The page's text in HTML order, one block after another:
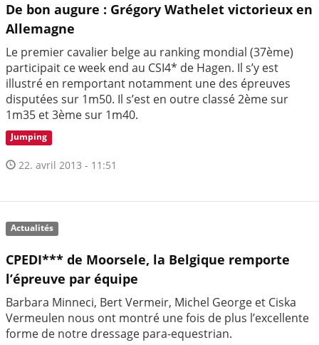
De bon augure : Grégory Wathelet victorieux en
Allemagne
Le premier cavalier belge au ranking mondial (37ème)
participait ce week end au CSI4* de Hagen. Il s’y est
illustré en remportant notamment une des épreuves
disputées sur 1m50. Il s’est en outre classé 2ème sur
1m35 et 3ème sur 1m40.
Jumping
22. avril 2013 - 11:51
Actualités
CPEDI*** de Moorsele, la Belgique remporte
l’épreuve par équipe
Barbara Minneci, Bert Vermeir, Michel George et Ciska
Vermeulen nous ont montré une fois de plus l’excellente
forme de notre dressage para-equestrian.